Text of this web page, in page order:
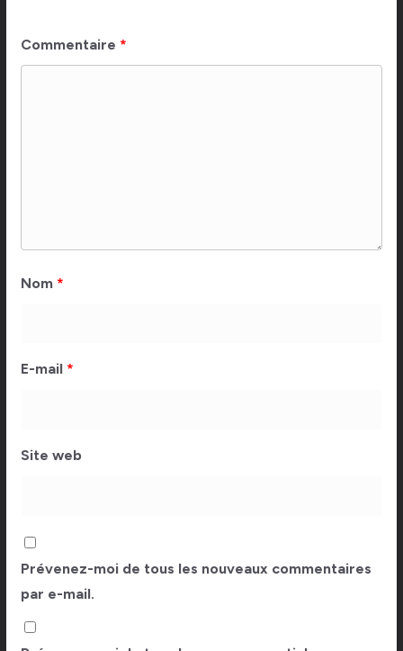
Commentaire *
Nom *
E-mail *
Site web
Prévenez-moi de tous les nouveaux commentaires
par e-mail.